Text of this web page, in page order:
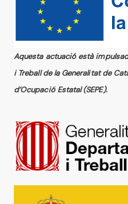
Aquesta actuació està
i Treball de la Generalitat de
d’Ocupació Estatal (SEPE).